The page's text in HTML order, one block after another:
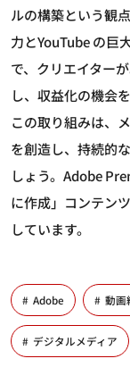
ルの構築という観
力とYouTube の巨
で、クリエイター
し、収益化の機会
この取り組みは、
を創造し、持続的
しょう。Adobe
に作成」コンテン
しています。
Adobe 動画
デジタルメディア